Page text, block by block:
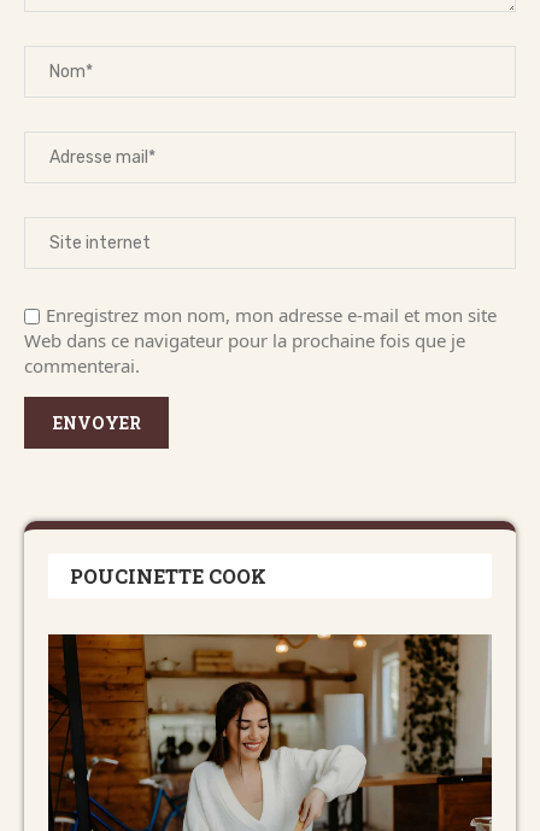
Enregistrez mon nom, mon adresse e-mail et mon site
Web dans ce navigateur pour la prochaine fois que je
commenterai.
POUCINETTE COOK